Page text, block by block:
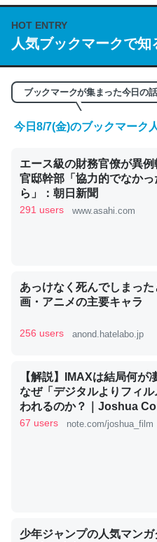
─GPTの仕組みと限界についての
これは良記事。32768トーク
ど、短期記憶というには多
かりやすく強くなりそう
─GPTの仕組みと限界についての
昆虫ってカルシウム少ない
コオロギのカルシウム分は
─ニュース :: 【研究発表】昆虫学
いのか」に関する新仮説
論文では「淡水はカルシウ
利だから両方が拮抗してる
いる鋏角類（カブトガニ・
ずキチンを強化してる筈だ
─ニュース :: 【研究発表】昆虫学
HOT ENTRY
人気ブックマークで知
ブックマークが集まった今日の
今日8/7(金)のブックマーク
エース級の財務官僚が異
官邸幹部「協力的でなかっ
ら」：朝日新聞
291 users www.asahi.com
あっけなく死んでしまった
画・アニメの主要キャラ
256 users anond.hatelabo.jp
【解説】IMAXは結局何が
なぜ「デジタルよりフィル
われるのか？｜Joshua
67 users note.com/joshua_film
少年ジャンプの人気マンガ